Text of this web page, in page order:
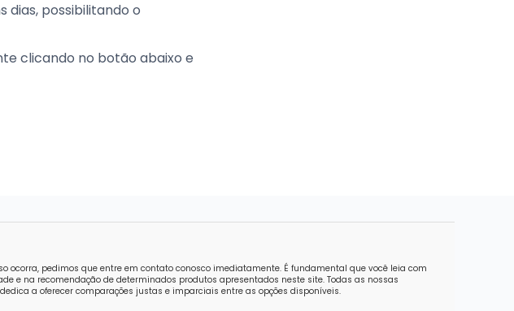
dias, possibilitando o
clicando no botão abaixo e
pedimos que entre em contato conosco imediatamente. É fundamental que você leia com
e na recomendação de determinados produtos apresentados neste site. Todas as nossas
a oferecer comparações justas e imparciais entre as opções disponíveis.